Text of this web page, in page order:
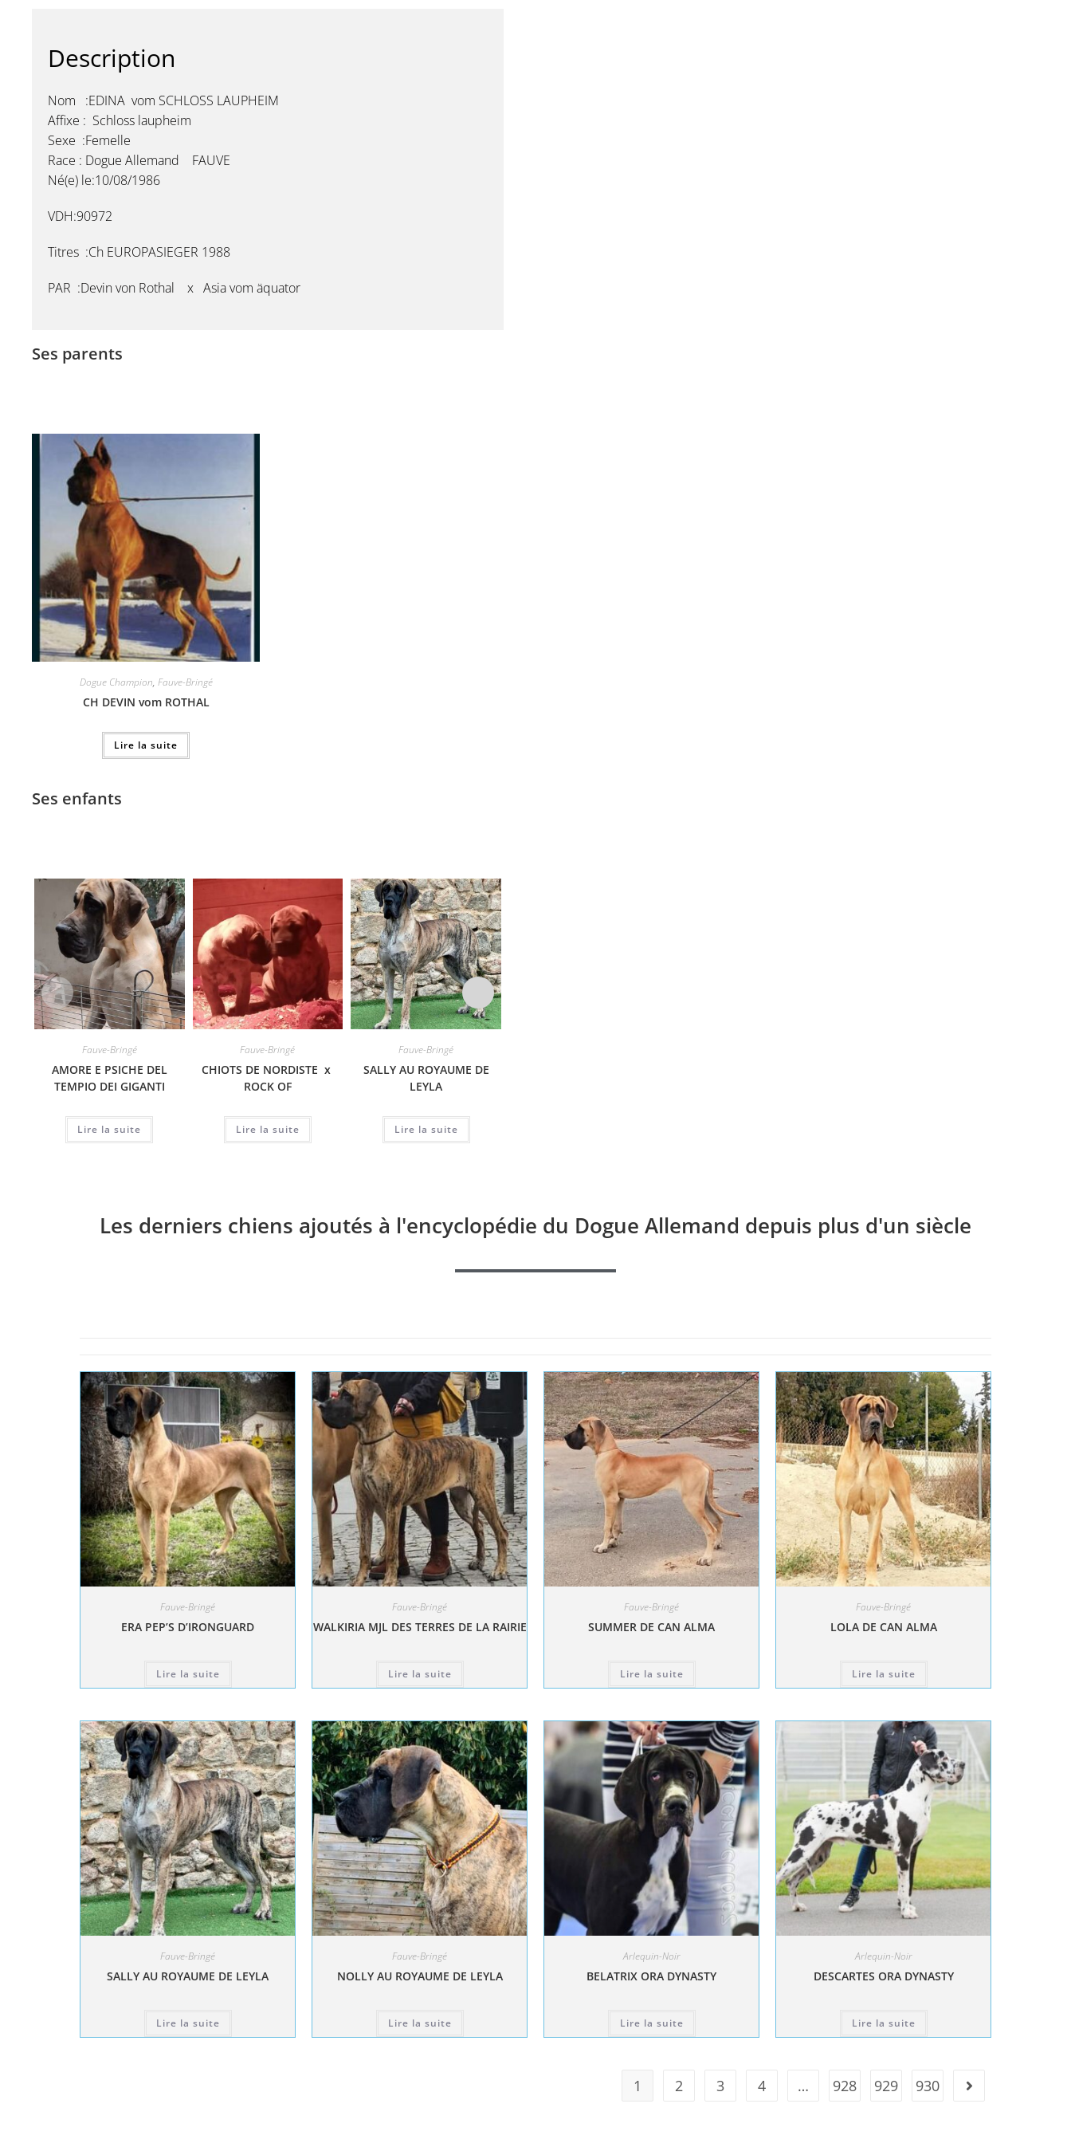
Description
Nom :EDINA vom SCHLOSS LAUPHEIM
Affixe : Schloss laupheim
Sexe :Femelle
Race : Dogue Allemand FAUVE
Né(e) le:10/08/1986
VDH:90972
Titres :Ch EUROPASIEGER 1988
PAR :Devin von Rothal x Asia vom äquator
Ses parents
Dogue Champion, Fauve-Bringé
CH DEVIN vom ROTHAL
Lire la suite
Ses enfants
Fauve-Bringé
AMORE E PSICHE DEL
TEMPIO DEI GIGANTI
Lire la suite
Fauve-Bringé
CHIOTS DE NORDISTE x
ROCK OF
Lire la suite
Fauve-Bringé
SALLY AU ROYAUME DE
LEYLA
Lire la suite
Les derniers chiens ajoutés à l'encyclopédie du Dogue Allemand depuis plus d'un siècle
Fauve-Bringé
ERA PEP’S D’IRONGUARD
Lire la suite
Fauve-Bringé
WALKIRIA MJL DES TERRES DE LA RAIRIE
Lire la suite
Fauve-Bringé
SUMMER DE CAN ALMA
Lire la suite
Fauve-Bringé
LOLA DE CAN ALMA
Lire la suite
Fauve-Bringé
SALLY AU ROYAUME DE LEYLA
Lire la suite
Fauve-Bringé
NOLLY AU ROYAUME DE LEYLA
Lire la suite
Arlequin-Noir
BELATRIX ORA DYNASTY
Lire la suite
Arlequin-Noir
DESCARTES ORA DYNASTY
Lire la suite
1 2 3 4 … 928 929 930